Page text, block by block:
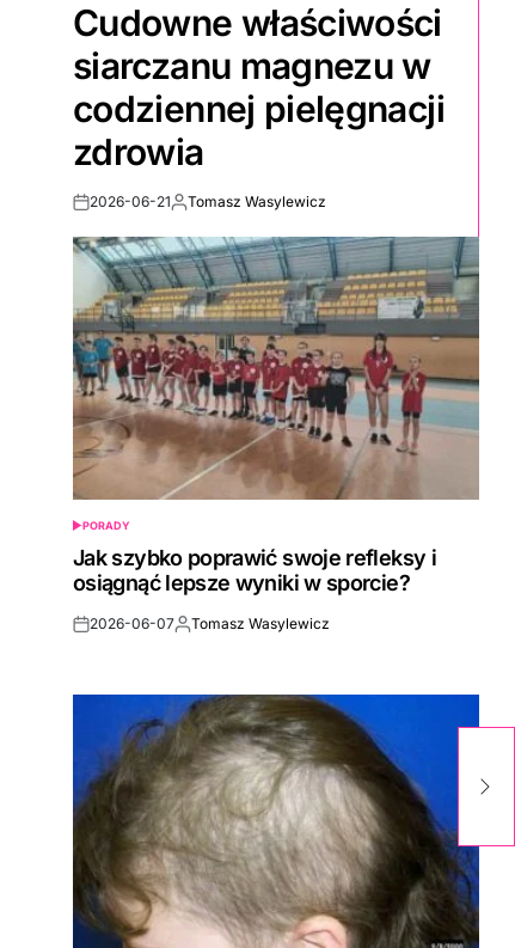
Cudowne właściwości
siarczanu magnezu w
codziennej pielęgnacji
zdrowia
Post2026-06-21By:Tomasz Wasylewicz
POSTED
IN
PORADY
Jak szybko poprawić swoje refleksy i
osiągnąć lepsze wyniki w sporcie?
Post2026-06-07By:Tomasz Wasylewicz